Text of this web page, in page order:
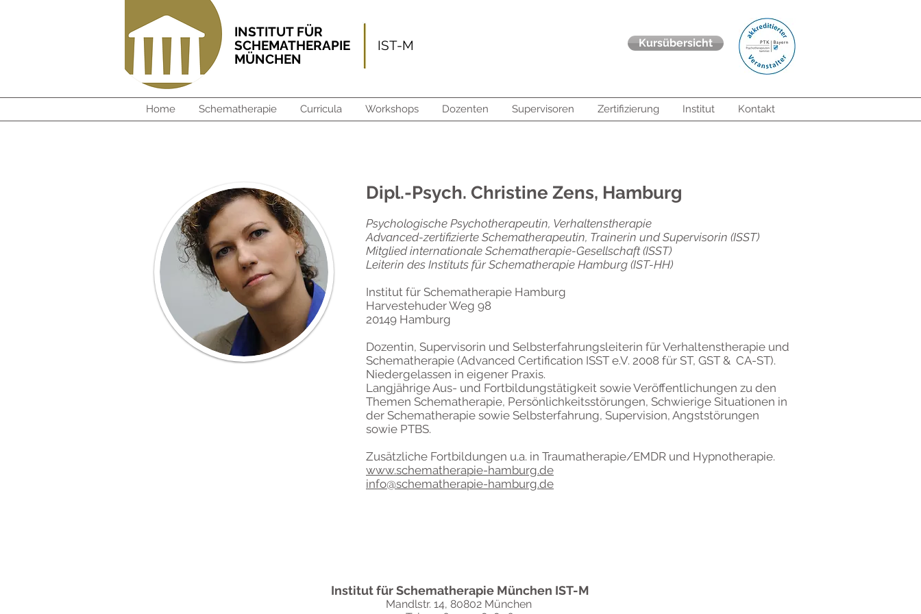
INSTITUT FÜR
SCHEMATHERAPIE IST-M
MÜNCHEN
Kursübersicht
Home Schematherapie Curricula Workshops Dozenten Supervisoren Zertifizierung Institut Kontakt
Dipl.-Psych. Christine Zens, Hamburg
Psychologische Psychotherapeutin, Verhaltenstherapie
Advanced-zertifizierte Schematherapeutin, Trainerin und Supervisorin (ISST)
Mitglied internationale Schematherapie-Gesellschaft (ISST)
Leiterin des Instituts für Schematherapie Hamburg (IST-HH)
Institut für Schematherapie Hamburg
Harvestehuder Weg 98
20149 Hamburg
Dozentin, Supervisorin und Selbsterfahrungsleiterin für Verhaltenstherapie und
Schematherapie (Advanced Certification ISST e.V. 2008 für ST, GST & CA-ST).
Niedergelassen in eigener Praxis.
Langjährige Aus- und Fortbildungstätigkeit sowie Veröffentlichungen zu den
Themen Schematherapie, Persönlichkeitsstörungen, Schwierige Situationen in
der Schematherapie sowie Selbsterfahrung, Supervision, Angststörungen
sowie PTBS.
Zusätzliche Fortbildungen u.a. in Traumatherapie/EMDR und Hypnotherapie.
www.schematherapie-hamburg.de
info@schematherapie-hamburg.de
Institut für Schematherapie München IST-M
Mandlstr. 14, 80802 München